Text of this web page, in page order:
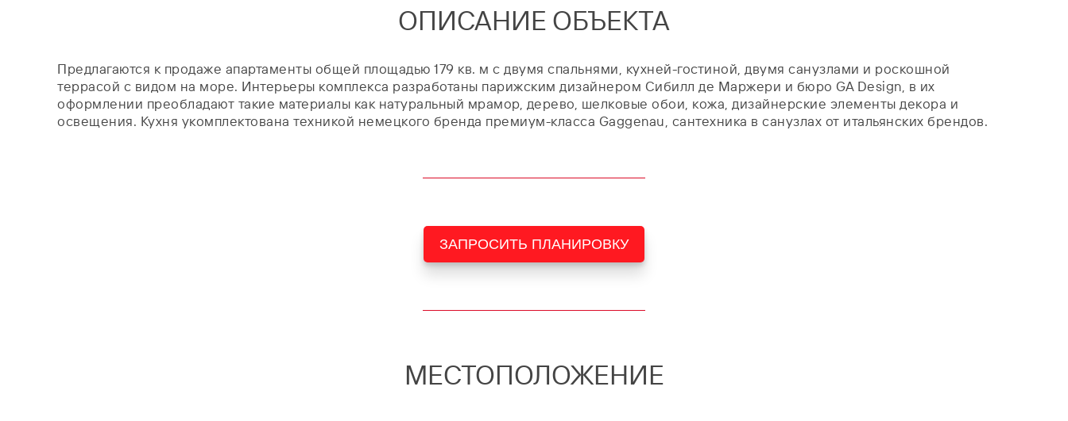
ОПИСАНИЕ ОБЪЕКТА
Предлагаются к продаже апартаменты общей площадью 179 кв. м с двумя спальнями, кухней-гостиной, двумя санузлами и роскошной
террасой с видом на море. Интерьеры комплекса разработаны парижским дизайнером Сибилл де Маржери и бюро GA Design, в их
оформлении преобладают такие материалы как натуральный мрамор, дерево, шелковые обои, кожа, дизайнерские элементы декора и
освещения. Кухня укомплектована техникой немецкого бренда премиум-класса Gaggenau, сантехника в санузлах от итальянских брендов.
ЗАПРОСИТЬ ПЛАНИРОВКУ
МЕСТОПОЛОЖЕНИЕ